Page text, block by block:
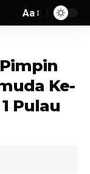
Aa
Ke-
Pulau